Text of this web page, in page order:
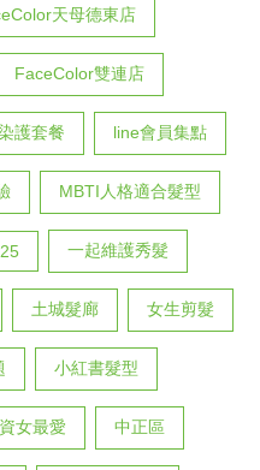
天母德東店
FaceColor雙連店
護套餐 line會員集點
MBTI人格適合髮型
一起維護秀髮
土城髮廊 女生剪髮
小紅書髮型
女最愛 中正區